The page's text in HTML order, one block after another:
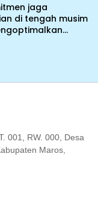
jaga
di tengah musim
(Irpom)
001, RW. 000, Desa
Maros,